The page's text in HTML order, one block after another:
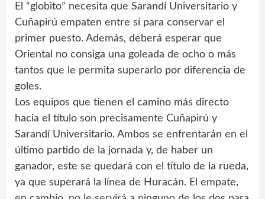
El “globito” necesita que Sarandí Universitario y
Cuñapirú empaten entre sí para conservar el
primer puesto. Además, deberá esperar que
Oriental no consiga una goleada de ocho o más
tantos que le permita superarlo por diferencia de
goles.
Los equipos que tienen el camino más directo
hacia el título son precisamente Cuñapirú y
Sarandí Universitario. Ambos se enfrentarán en el
último partido de la jornada y, de haber un
ganador, este se quedará con el título de la rueda,
ya que superará la línea de Huracán. El empate,